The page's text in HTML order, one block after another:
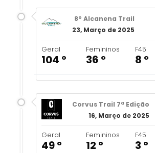
8º Alcanena Trail
23, Março de 2025
Geral
104 º
Femininos
36 º
F45
8 º
Corvus Trail 7ª Edição
16, Março de 2025
Geral
49 º
Femininos
12 º
F45
3 º